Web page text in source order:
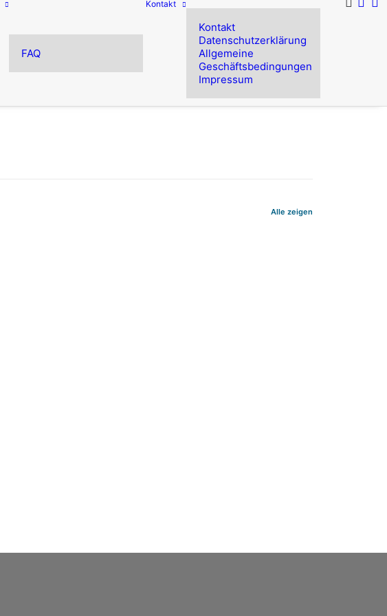
FAQ
Kontakt
Kontakt
Datenschutzerklärung
Allgemeine
Geschäftsbedingungen
Impressum
Alle zeigen